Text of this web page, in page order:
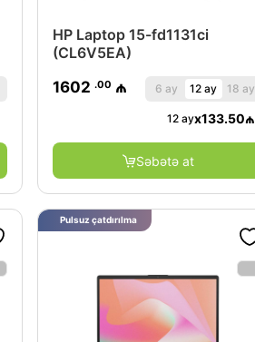
HP Laptop 15-fd1131ci
(CL6V5EA)
1602.00 ₼ 6 ay 12 ay 18 ay
12 ayx133.50₼
Səbətə at
Pulsuz çatdırılma